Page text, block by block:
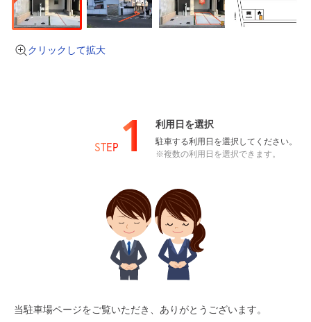
クリックして拡大
STEP 1 利用日を選択
駐車する利用日を選択してください。
※複数の利用日を選択できます。
当駐車場ページをご覧いただき、ありがとうございます。